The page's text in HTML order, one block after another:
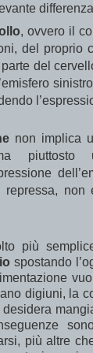
, ovvero il
del proprio
del
non implica
piuttosto
repressa,
più
spostando
digiuni, la
più altre